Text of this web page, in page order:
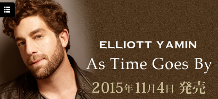
HOME
NEWS
PROFILE
DISCOGRAPHY
MOVIE